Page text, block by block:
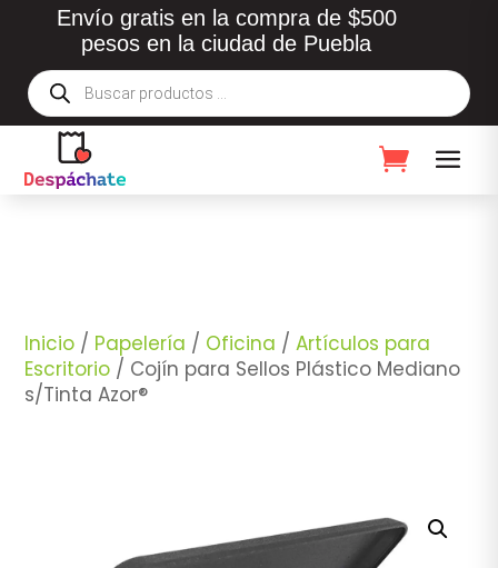
Envío gratis en la compra de $500
pesos en la ciudad de Puebla
Búsqueda
de
productos
Inicio / Papelería / Oficina /Artículos para
Escritorio / Cojín para Sellos Plástico Mediano
s/Tinta Azor®